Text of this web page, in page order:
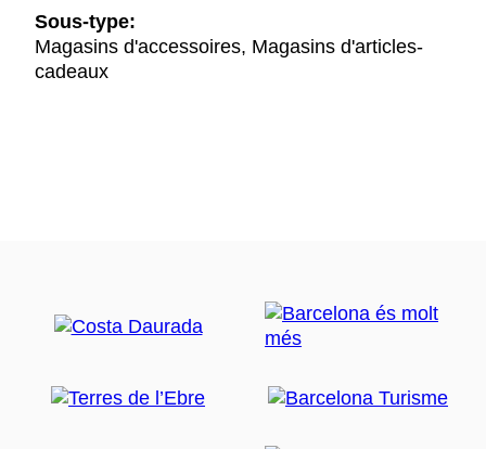
Sous-type:
Magasins d'accessoires, Magasins d'articles-
cadeaux